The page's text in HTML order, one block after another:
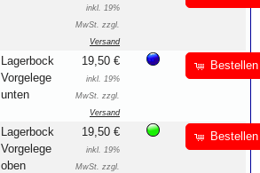
inkl. 19%
MwSt. zzgl.
Versand
Lagerbock
Vorgelege
unten
19,50 €
inkl. 19%
MwSt. zzgl.
Versand
Bestellen
Lagerbock
Vorgelege
oben
19,50 €
inkl. 19%
MwSt. zzgl.
Bestellen